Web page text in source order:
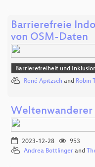
Barrierefreie
von OSM-Daten
Barrierefreiheit und
René Apitzsch and Robin
Weltenwanderer
2023-12-28
953
Andrea Bottlinger and